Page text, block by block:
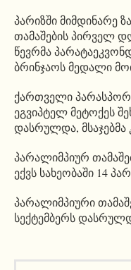
პარიზში მიმდინარე
თამაშების პირველ
წევრმა
ბრინჯაოს მედალი
ქართველი
ეგვიპტელ მეტოქეს
დასრულდა, მსაჯებმა
პარალიმპიურ
ექვს სახეობაში 14
პარალიმპიური
სექტემბერს